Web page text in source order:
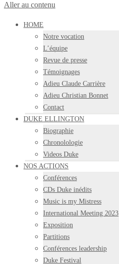
Aller au contenu
HOME
Notre vocation
L’équipe
Revue de presse
Témoignages
Adieu Claude Carrière
Adieu Christian Bonnet
Contact
DUKE ELLINGTON
Biographie
Chronolologie
Videos Duke
NOS ACTIONS
Conférences
CDs Duke inédits
Music is my Mistress
International Meeting 2023
Exposition
Partitions
Conférences leadership
Duke Festival